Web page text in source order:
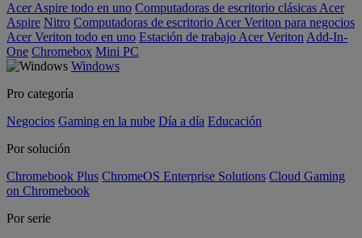
Acer Aspire todo en uno Computadoras de escritorio clásicas Acer
Aspire Nitro Computadoras de escritorio Acer Veriton para negocios
Acer Veriton todo en uno Estación de trabajo Acer Veriton Add-In-
One Chromebox Mini PC
Windows
Pro categoría
Negocios Gaming en la nube Día a día Educación
Por solución
Chromebook Plus ChromeOS Enterprise Solutions Cloud Gaming
on Chromebook
Por serie